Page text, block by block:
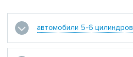
автомобили 5-6 цилиндров